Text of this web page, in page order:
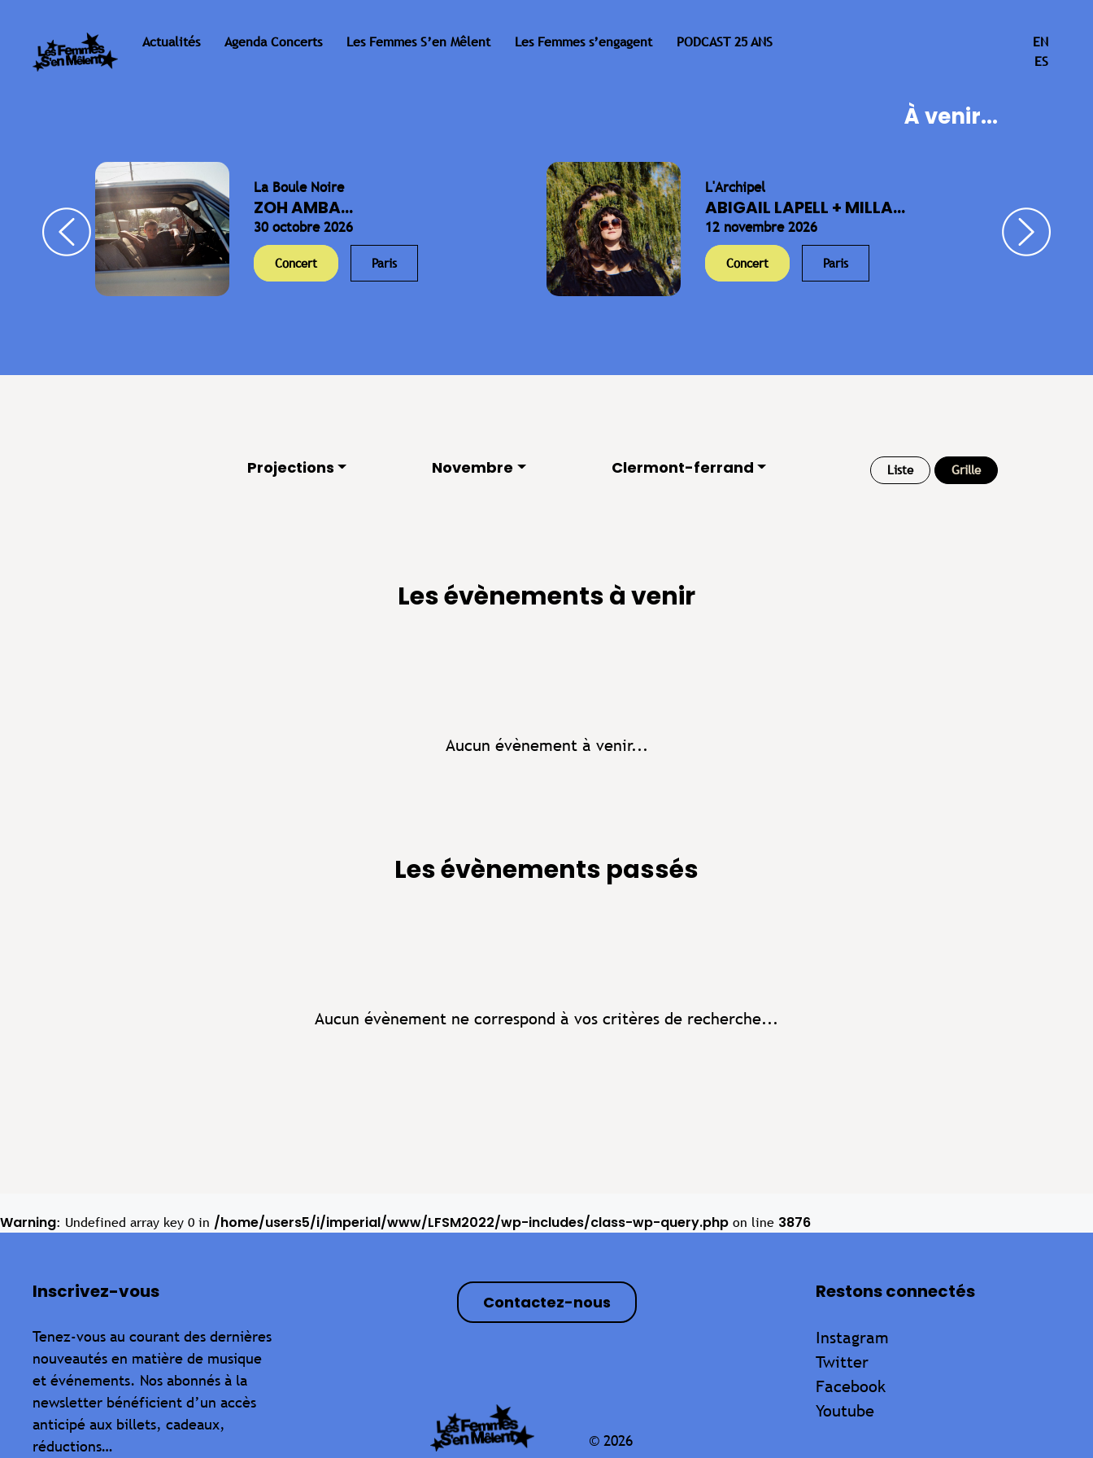
Actualités Agenda Concerts Les Femmes S’en Mêlent Les Femmes s’engagent PODCAST 25 ANS
EN
ES
À venir...
La Boule Noire
ZOH AMBA...
30 octobre 2026
Concert Paris
L'Archipel
ABIGAIL LAPELL + MILLA...
12 novembre 2026
Concert Paris
Projections Novembre Clermont-ferrand Liste Grille
Les évènements à venir
Aucun évènement à venir...
Les évènements passés
Aucun évènement ne correspond à vos critères de recherche...
Warning: Undefined array key 0 in /home/users5/i/imperial/www/LFSM2022/wp-includes/class-wp-query.php on line 3876
Inscrivez-vous
Tenez-vous au courant des dernières
nouveautés en matière de musique
et événements. Nos abonnés à la
newsletter bénéficient d’un accès
anticipé aux billets, cadeaux,
réductions…
Contactez-nous
© 2026
Restons connectés
Instagram
Twitter
Facebook
Youtube